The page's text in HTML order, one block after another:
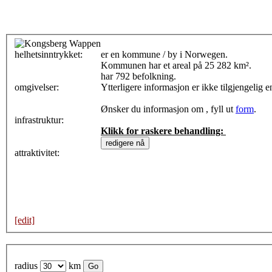
helhetsinntrykket:
omgivelser:
infrastruktur:
attraktivitet:
er en kommune / by i Norwegen.
Kommunen har et areal på 25 282 km².
har 792 befolkning.
Ytterligere informasjon er ikke tilgjengelig
Ønsker du informasjon om , fyll ut form.
Klikk for raskere behandling:
[edit]
radius km